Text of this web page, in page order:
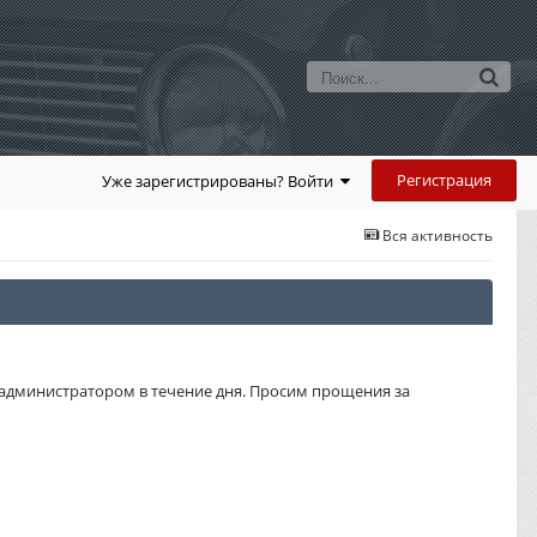
Уже зарегистрированы? Войти Регистрация
Вся активность
в течение дня. Просим прощения за